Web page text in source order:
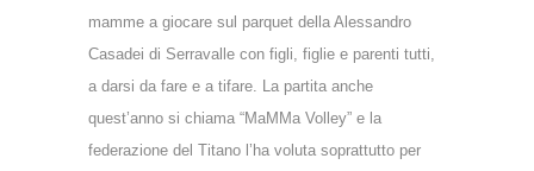
mamme a giocare sul parquet della Alessandro
Casadei di Serravalle con figli, figlie e parenti tutti,
a darsi da fare e a tifare. La partita anche
quest’anno si chiama “MaMMa Volley” e la
federazione del Titano l’ha voluta soprattutto per